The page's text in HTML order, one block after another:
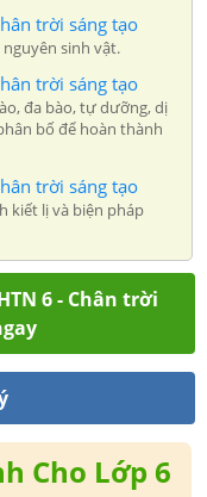
trời sáng tạo
sinh vật.
trời sáng tạo
đa bào, tự dưỡng, dị
bố để hoàn thành
trời sáng tạo
kiết lị và biện pháp
6 - Chân trời
Cho Lớp 6